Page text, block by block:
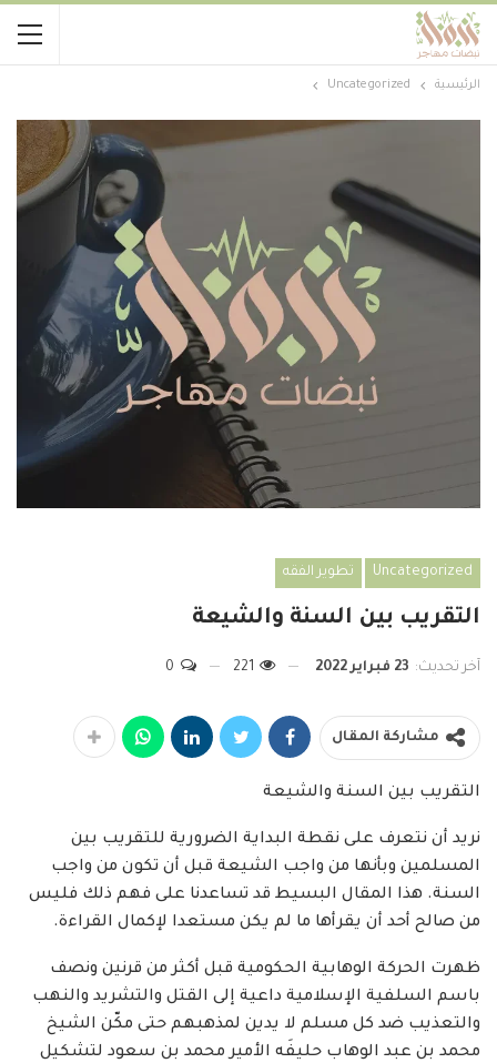
الرئيسية Uncategorized
Uncategorized تطوير الفقه
التقريب بين السنة والشيعة
آخر تحديث: 23 فبراير 2022
مشاركة المقال
التقريب بين السنة والشيعة
نريد أن نتعرف على نقطة البداية الضرورية للتقريب بين
المسلمين وبأنها من واجب الشيعة قبل أن تكون من واجب
السنة. هذا المقال البسيط قد تساعدنا على فهم ذلك فليس
من صالح أحد أن يقرأها ما لم يكن مستعدا لإكمال القراءة.
ظهرت الحركة الوهابية الحكومية قبل أكثر من قرنين ونصف
باسم السلفية الإسلامية داعية إلى القتل والتشريد والنهب
والتعذيب ضد كل مسلم لا يدين لمذهبهم حتى مكّن الشيخ
محمد بن عبد الوهاب حليفَه الأمير محمد بن سعود لتشكيل